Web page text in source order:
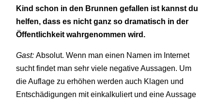
Kind schon in den Brunnen gefallen ist kannst du
helfen, dass es nicht ganz so dramatisch in der
Öffentlichkeit wahrgenommen wird.
Gast:Absolut. Wenn man einen Namen im Internet
sucht findet man sehr viele negative Aussagen. Um
die Auflage zu erhöhen werden auch Klagen und
Entschädigungen mit einkalkuliert und eine Aussage